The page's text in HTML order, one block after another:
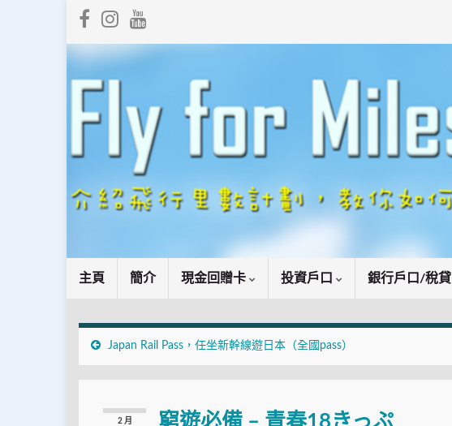
主頁 簡介 現金回贈卡 投資戶口 銀行戶口/稅貸
Japan Rail Pass，任坐新幹線遊日本（全國pass）
2 月